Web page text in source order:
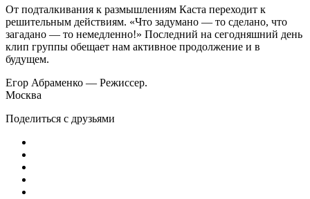
От подталкивания к размышлениям Каста переходит к
решительным действиям. «Что задумано — то сделано, что
загадано — то немедленно!» Последний на сегодняшний день
клип группы обещает нам активное продолжение и в
будущем.
Егор Абраменко — Режиссер.
Москва
Поделиться с друзьями